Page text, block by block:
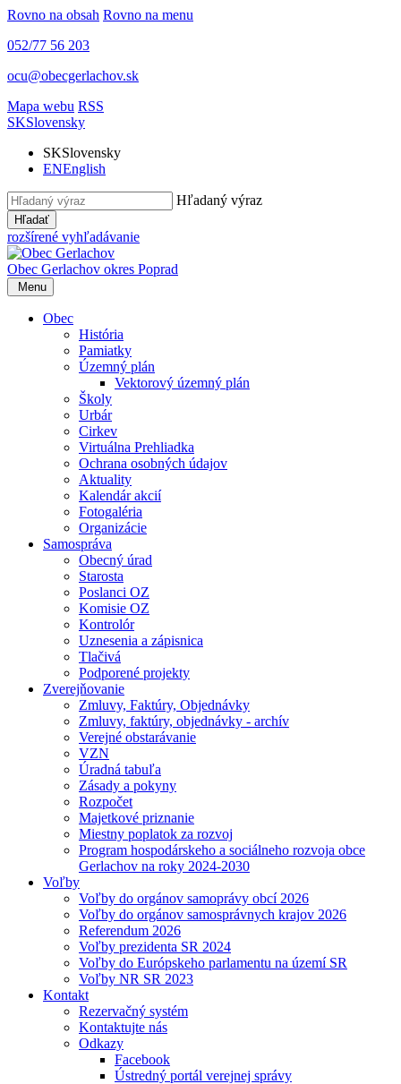
Rovno na obsah Rovno na menu
052/77 56 203
ocu@obecgerlachov.sk
Mapa webu RSS
SKSlovensky
SKSlovensky
ENEnglish
Hľadaný výraz
Hľadať
rozšírené vyhľadávanie
Obec Gerlachov okres Poprad
Menu
Obec
História
Pamiatky
Územný plán
Vektorový územný plán
Školy
Urbár
Cirkev
Virtuálna Prehliadka
Ochrana osobných údajov
Aktuality
Kalendár akcií
Fotogaléria
Organizácie
Samospráva
Obecný úrad
Starosta
Poslanci OZ
Komisie OZ
Kontrolór
Uznesenia a zápisnica
Tlačivá
Podporené projekty
Zverejňovanie
Zmluvy, Faktúry, Objednávky
Zmluvy, faktúry, objednávky - archív
Verejné obstarávanie
VZN
Úradná tabuľa
Zásady a pokyny
Rozpočet
Majetkové priznanie
Miestny poplatok za rozvoj
Program hospodárskeho a sociálneho rozvoja obce
Gerlachov na roky 2024-2030
Voľby
Voľby do orgánov samoprávy obcí 2026
Voľby do orgánov samosprávnych krajov 2026
Referendum 2026
Voľby prezidenta SR 2024
Voľby do Európskeho parlamentu na území SR
Voľby NR SR 2023
Kontakt
Rezervačný systém
Kontaktujte nás
Odkazy
Facebook
Ústredný portál verejnej správy